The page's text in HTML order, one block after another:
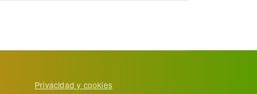
Privacidad y cookies